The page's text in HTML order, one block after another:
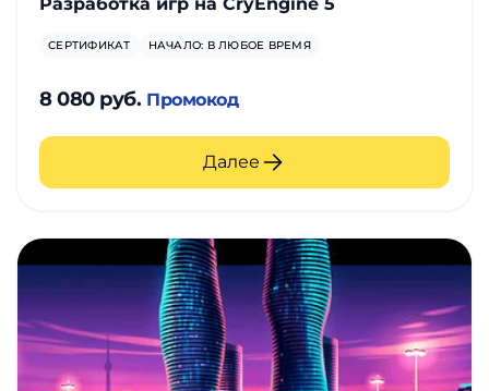
создание мобильных приложений, НО и soft skills
– дизайн-мышление, курс по стартапам и т.п.
СЕРТИФИКАТ НАЧАЛО: В ЛЮБОЕ ВРЕМЯ
8 080 руб. Промокод
Далее